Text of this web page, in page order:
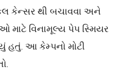
કેન્સર થી બચાવવા અને
માટે વિનામૂલ્ય પેપ સ્મિયર
આ કેમ્પનો મોટી